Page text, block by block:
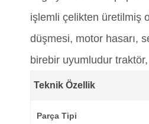
işlemli çelikten üretilmiş
düşmesi, motor hasarı,
birebir uyumludur
Teknik Özellik
Parça Tipi